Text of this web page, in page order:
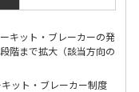
キット・ブレーカーの発
階まで拡大（該当方向の
ット・ブレーカー制度